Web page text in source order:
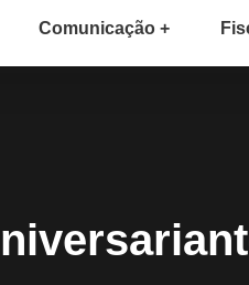
Comunicação